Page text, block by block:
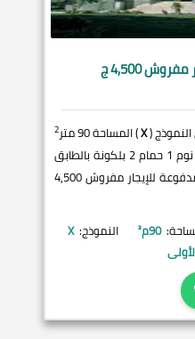
4,500 ج
(
X) المساحة 90 متر 2
غربي تطل على باركنج تشمل 2 نوم 1 حمام 2 بلكونة بالطابق
الأول تشطيب الشركة الوديعة مدفوعة للإيجار مفروش 4,500
90م² النموذج: X